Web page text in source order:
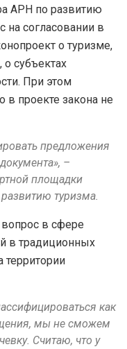
АРН по развитию
на согласовании в
о туризме,
о субъектах
При этом
в проекте закона не
предложения
–
площадки
туризма.
в сфере
в традиционных
как
мы не сможем
Считаю, что у